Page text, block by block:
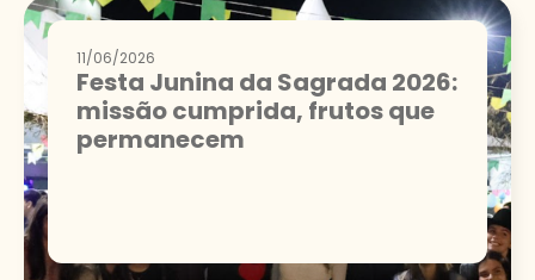
11/06/2026
Festa Junina da Sagrada 2026:
missão cumprida, frutos que
permanecem